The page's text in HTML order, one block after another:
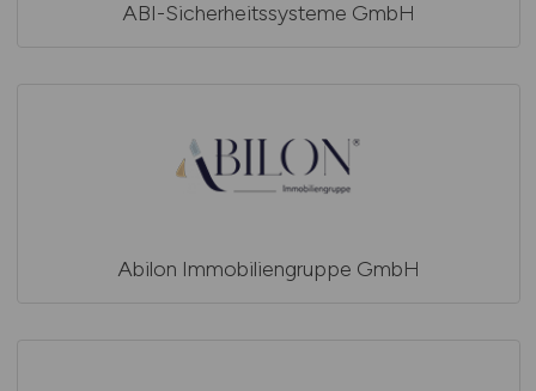
ABI-Sicherheitssysteme GmbH
Abilon Immobiliengruppe GmbH